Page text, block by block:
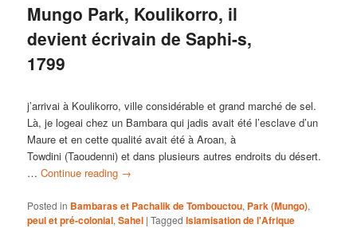
Mungo Park, Koulikorro, il
devient écrivain de Saphi-s,
1799
j’arrivai à Koulikorro, ville considérable et grand marché de sel.
Là, je logeai chez un Bambara qui jadis avait été l’esclave d’un
Maure et en cette qualité avait été à Aroan, à
Towdini (Taoudenni) et dans plusieurs autres endroits du désert.
…Continue reading →
Posted in Bambaras et Pachalik de Tombouctou, Park (Mungo),
peul et pré-colonial,Sahel |Tagged Islamisation de l'Afrique